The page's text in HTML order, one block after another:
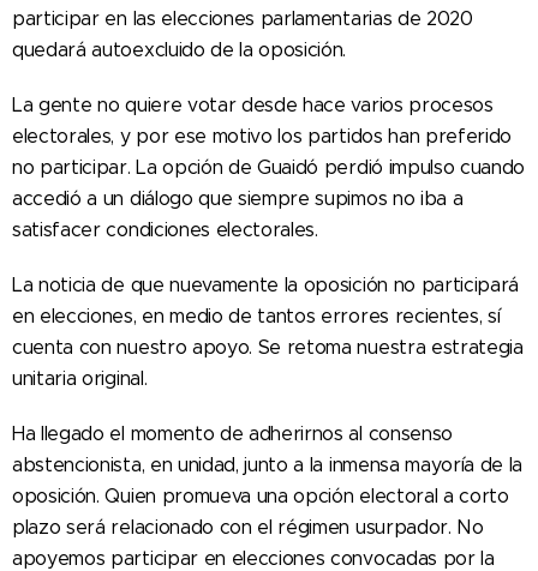
participar en las elecciones parlamentarias de 2020
quedará autoexcluido de la oposición.
La gente no quiere votar desde hace varios procesos
electorales, y por ese motivo los partidos han preferido
no participar. La opción de Guaidó perdió impulso cuando
accedió a un diálogo que siempre supimos no iba a
satisfacer condiciones electorales.
La noticia de que nuevamente la oposición no participará
en elecciones, en medio de tantos errores recientes, sí
cuenta con nuestro apoyo. Se retoma nuestra estrategia
unitaria original.
Ha llegado el momento de adherirnos al consenso
abstencionista, en unidad, junto a la inmensa mayoría de la
oposición. Quien promueva una opción electoral a corto
plazo será relacionado con el régimen usurpador. No
apoyemos participar en elecciones convocadas por la